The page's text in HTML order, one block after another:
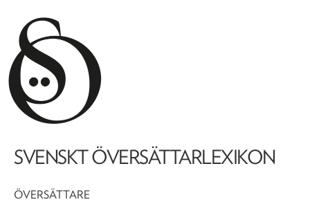
SVENSKT ÖVERSÄTTARLEXIKON
ÖVERSÄTTARE